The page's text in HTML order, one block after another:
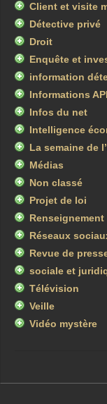
Client et visite
Détective privé
Droit
Enquête et
information
Informations
Infos du net
Intelligence
La semaine de
Médias
Non classé
Projet de loi
Renseignement
Réseaux
Revue de
sociale et
Télévision
Veille
Vidéo mystère